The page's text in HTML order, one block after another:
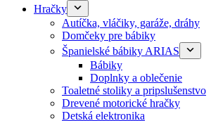
Hračky
Autíčka, vláčiky, garáže, dráhy
Domčeky pre bábiky
Španielské bábiky ARIAS
Bábiky
Doplnky a oblečenie
Toaletné stoliky a pripslušenstvo
Drevené motorické hračky
Detská elektronika